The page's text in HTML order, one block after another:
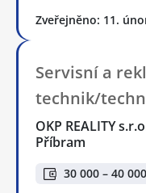
Zveřejněno: 11.
Servisní a
technik/
OKP REALITY
Příbram
30 000 – 40